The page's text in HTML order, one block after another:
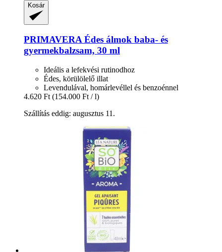
Kosár
PRIMAVERA Édes álmok baba-​ és
gyermekbalzsam, 30 ml
Ideális a lefekvési rutinodhoz
Édes, körülölelő illat
Levendulával, homárlevéllel és benzoénnel
4.620 Ft (154.000 Ft / l)
Szállítás eddig: augusztus 11.